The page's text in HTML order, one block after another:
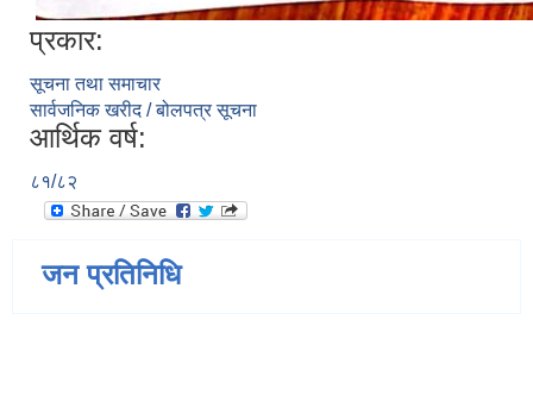
प्रकार:
सूचना तथा समाचार
सार्वजनिक खरीद / बोलपत्र सूचना
आर्थिक वर्ष:
८१/८२
जन प्रतिनिधि